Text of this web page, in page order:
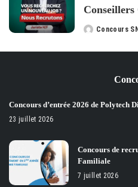
Posted
Concours
Concours d’entrée 2026 de Polytech
23 juillet 2026
Concours de
Familiale
7 juillet 2026